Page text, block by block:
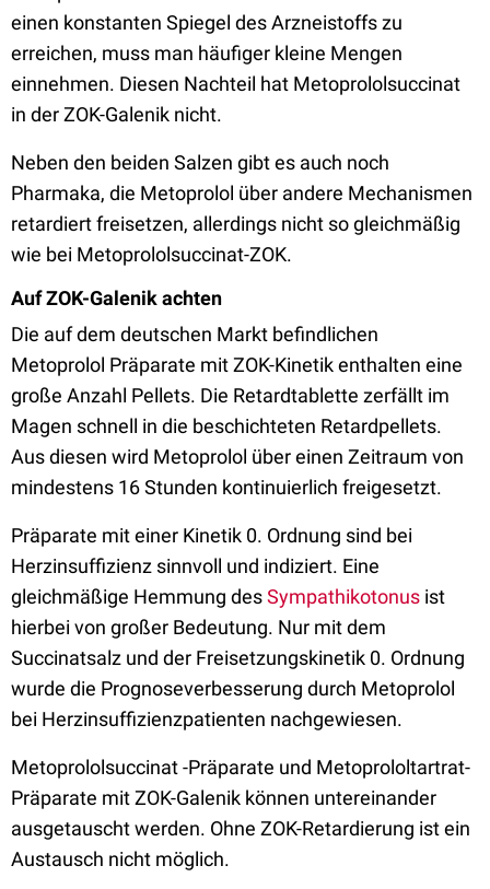
einen konstanten Spiegel des Arzneistoffs zu
erreichen, muss man häufiger kleine Mengen
einnehmen. Diesen Nachteil hat Metoprololsuccinat
in der ZOK-Galenik nicht.
Neben den beiden Salzen gibt es auch noch
Pharmaka, die Metoprolol über andere Mechanismen
retardiert freisetzen, allerdings nicht so gleichmäßig
wie bei Metoprololsuccinat-ZOK.
Auf ZOK-Galenik achten
Die auf dem deutschen Markt befindlichen
Metoprolol­ Präparate mit ZOK­-Kinetik enthalten eine
große Anzahl Pellets. Die Retardtablette zerfällt im
Magen schnell in die beschichteten Retardpellets.
Aus diesen wird Metoprolol über einen Zeitraum von
mindestens 16 Stunden kontinuierlich freigesetzt.
Präparate mit einer Kinetik 0. Ordnung sind bei
Herzinsuffizienz sinnvoll und indiziert. Eine
gleichmäßige Hemmung desSympathikotonus ist
hierbei von großer Bedeutung. Nur mit dem
Succinatsalz und der Freisetzungskinetik 0. Ordnung
wurde die Prognoseverbesserung durch Metoprolol
bei Herzinsuffizienzpatienten nachgewiesen.
Metoprololsuccinat -Präparate und Metoprololtartrat­-
Präparate mit ZOK­-Galenik können untereinander
ausgetauscht werden. Ohne ZOK-Retardierung ist ein
Austausch nicht möglich.